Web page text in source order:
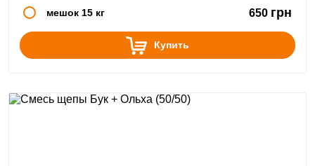
мешок 15 кг 650 грн
Купить